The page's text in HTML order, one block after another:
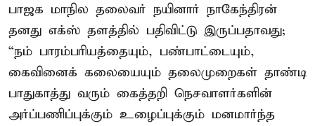
பாஜக மாநில தலைவர் நயினார் நாகேந்திரன்
தனது எக்ஸ் தளத்தில் பதிவிட்டு இருப்பதாவது;
“நம் பாரம்பரியத்தையும், பண்பாட்டையும்,
கைவினைக் கலையையும் தலைமுறைகள் தாண்டி
பாதுகாத்து வரும் கைத்தறி நெசவாளர்களின்
அர்ப்பணிப்புக்கும் உழைப்புக்கும் மனமார்ந்த